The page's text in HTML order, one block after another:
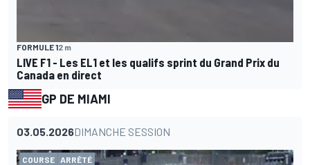
FORMULE 12 m
LIVE F1 - Les EL1 et les qualifs sprint du Grand Prix du
Canada en direct
GP DE MIAMI
03.05.2026DIMANCHE SESSION
COURSE ARRÊTÉ